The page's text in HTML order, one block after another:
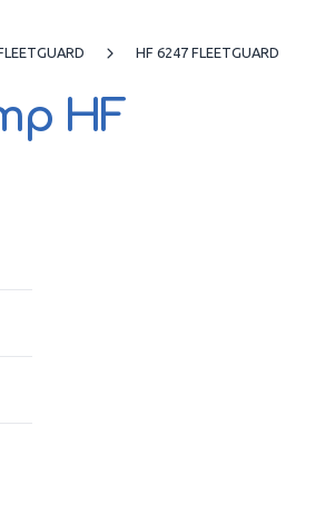
HF 6247 FLEETGUARD
HF